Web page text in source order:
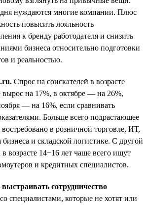
нуждаются многие компании. Плюс
повысить лояльность
к бренду работодателя и снизить
бизнеса относительно подготовки
и реальностью.
Спрос на соискателей в возрасте
вырос на 17%, в октябре — на 26%,
— на 16%, если сравнивать
Больше всего подрастающее
востребовано в розничной торговле, ИТ,
бизнеса и складской логистике. С другой
возрасте 14−16 лет чаще всего ищут
и кредитных специалистов.
сотрудничество
специалистами, которые не хотят или